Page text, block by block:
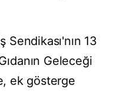
Sendikası'nın 13
Geleceği
ek gösterge